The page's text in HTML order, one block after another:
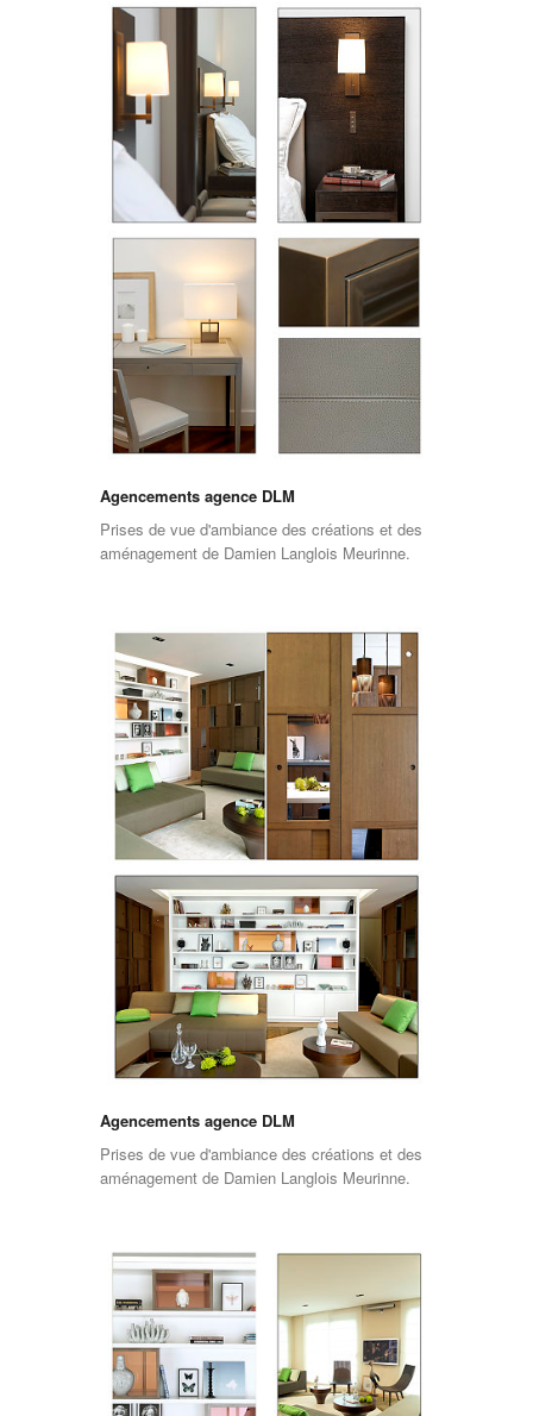
Agencements agence DLM
Prises de vue d'ambiance des créations et des
aménagement de Damien Langlois Meurinne.
Agencements agence DLM
Prises de vue d'ambiance des créations et des
aménagement de Damien Langlois Meurinne.